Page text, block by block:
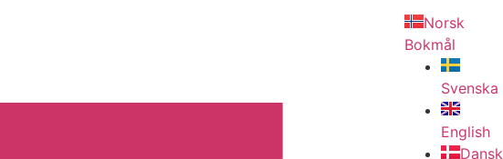
Norsk
Bokmål
Svenska
English
Dansk